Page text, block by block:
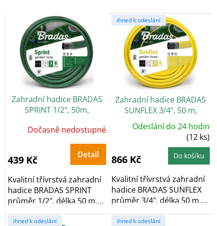
V
Zahradní hadice BRADAS
SPRINT 1/2", 50m,
Dočasně nedostupné
439 Kč Detail
Kvalitní třívrstvá zahradní
hadice BRADAS SPRINT
průměr 1/2", délka 50 m,
zelená,...
ihned k odeslání
Zahradní hadice BRADAS
SUNFLEX 3/4", 50 m,
neprůhledná žlutá
Odeslání do 24 hodin
(12 ks)
866 Kč Do košíku
Kvalitní třívrstvá zahradní
hadice BRADAS SUNFLEX
průměr 3/4", délka 50 m,
ihned k odeslání ihned k odeslání